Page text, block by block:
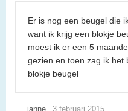
Er is nog een beugel die
want ik krijg een blokje
moest ik er een 5
gezien en toen zag ik het
blokje beugel
janne 3 februari 2015